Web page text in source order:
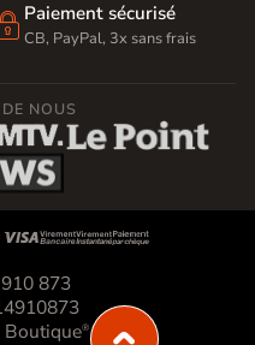
Paiement sécurisé
CB, PayPal, 3x sans frais
NOUS

873
®